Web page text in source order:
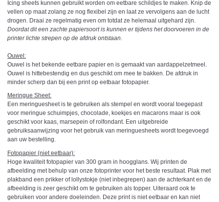
Icing sheets kunnen gebruikt worden om eetbare schildjes te maken. Knip de
vellen op maat zolang ze nog flexibel zijn en laat ze vervolgens aan de lucht
drogen. Draai ze regelmatig even om totdat ze helemaal uitgehard zijn.
Doordat dit een zachte papiersoort is kunnen er tijdens het doorvoeren in de
printer lichte strepen op de afdruk ontstaan.
Ouwel:
Ouwel is het bekende eetbare papier en is gemaakt van aardappelzetmeel.
Ouwel is hittebestendig en dus geschikt om mee te bakken. De afdruk in
minder scherp dan bij een print op eetbaar fotopapier.
Meringue Sheet:
Een meringuesheet is te gebruiken als stempel en wordt vooral toegepast
voor meringue schuimpjes, chocolade, koekjes en macarons maar is ook
geschikt voor kaas, marsepein of rolfondant. Een uitgebreide
gebruiksaanwijzing voor het gebruik van meringuesheets wordt toegevoegd
aan uw bestelling.
Fotopapier (niet eetbaar):
Hoge kwaliteit fotopapier van 300 gram in hoogglans. Wij printen de
afbeelding met behulp van onze fotoprinter voor het beste resultaat. Plak met
plakband een prikker of lollystokje (niet inbegrepen) aan de achterkant en de
afbeelding is zeer geschikt om te gebruiken als topper. Uiteraard ook te
gebruiken voor andere doeleinden. Deze print is niet eetbaar en kan niet